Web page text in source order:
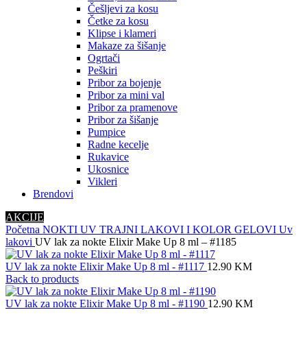
Češljevi za kosu
Četke za kosu
Klipse i klameri
Makaze za šišanje
Ogrtači
Peškiri
Pribor za bojenje
Pribor za mini val
Pribor za pramenove
Pribor za šišanje
Pumpice
Radne kecelje
Rukavice
Ukosnice
Vikleri
Brendovi
AKCIJE
Početna NOKTI UV TRAJNI LAKOVI I KOLOR GELOVI Uv
lakovi UV lak za nokte Elixir Make Up 8 ml – #1185
UV lak za nokte Elixir Make Up 8 ml - #1117 12.90 KM
Back to products
UV lak za nokte Elixir Make Up 8 ml - #1190 12.90 KM